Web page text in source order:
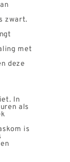
zwart.
met
deze